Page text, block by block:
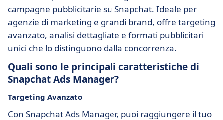
campagne pubblicitarie su Snapchat. Ideale per
agenzie di marketing e grandi brand, offre targeting
avanzato, analisi dettagliate e formati pubblicitari
unici che lo distinguono dalla concorrenza.
Quali sono le principali caratteristiche di
Snapchat Ads Manager?
Targeting Avanzato
Con Snapchat Ads Manager, puoi raggiungere il tuo